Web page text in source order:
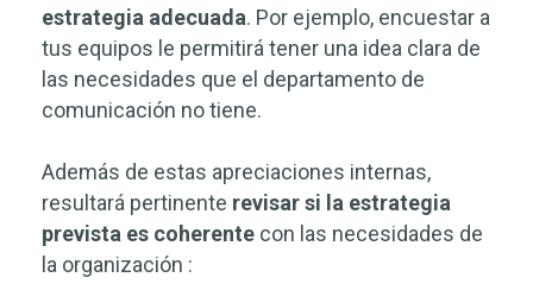
estrategia adecuada. Por ejemplo, encuestar a
tus equipos le permitirá tener una idea clara de
las necesidades que el departamento de
comunicación no tiene.
Además de estas apreciaciones internas,
resultará pertinente revisar si la estrategia
prevista es coherente con las necesidades de
la organización :